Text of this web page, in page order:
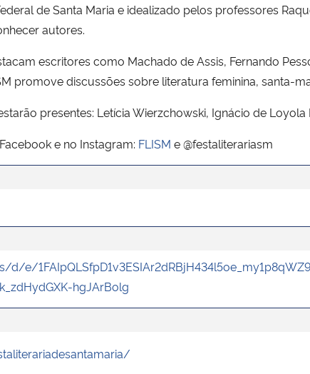
de Santa Maria e idealizado pelos professores
autores.
escritores como Machado de Assis, Fernando
promove discussões sobre literatura feminina, santa-
presentes: Letícia Wierzchowski, Ignácio de Loyola
e no Instagram: FLISM e @festaliterariasm
e/
hgJArBolg